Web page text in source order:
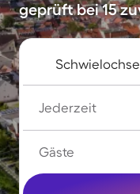
geprüft bei 15
Jederzeit
Gäste